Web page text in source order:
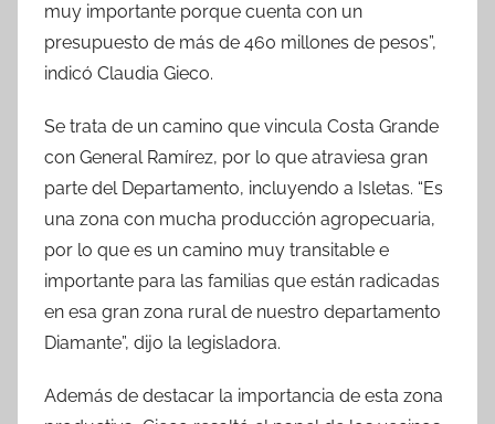
muy importante porque cuenta con un
presupuesto de más de 460 millones de pesos”,
indicó Claudia Gieco.
Se trata de un camino que vincula Costa Grande
con General Ramírez, por lo que atraviesa gran
parte del Departamento, incluyendo a Isletas. “Es
una zona con mucha producción agropecuaria,
por lo que es un camino muy transitable e
importante para las familias que están radicadas
en esa gran zona rural de nuestro departamento
Diamante”, dijo la legisladora.
Además de destacar la importancia de esta zona